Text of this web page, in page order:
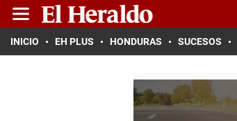
INICIO EH PLUS HONDURAS SUCESOS